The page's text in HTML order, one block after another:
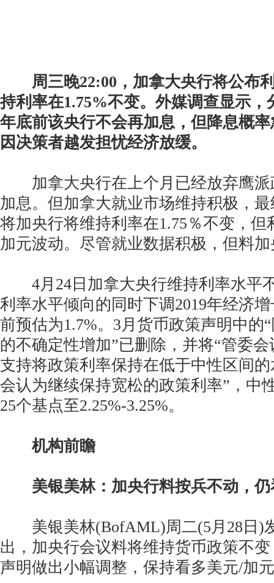
周三晚22:00，加拿大央行将公布
持利率在1.75%不变。外媒调查显示，
年底前该央行不会再加息，但降息概
因决策者越发担忧经济放缓。
加拿大央行在上个月已经放弃鹰派
加息。但加拿大就业市场维持积极，
将加央行将维持利率在1.75％不变，但
加元波动。尽管就业数据积极，但料
4月24日加拿大央行维持利率水平
利率水平倾向的同时下调2019年经济
前预估为1.7%。3月货币政策声明中的
的不确定性增加”已删除，并将“管委
支持将政策利率保持在低于中性区间
会认为继续保持宽松的政策利率”，中
25个基点至2.25%-3.25%。
机构前瞻
美银美林：加央行料按兵不动，
美银美林(BofAML)周二(5月28日)
出，加央行会议料将维持货币政策不
声明做出小幅调整，保持看多美元/加